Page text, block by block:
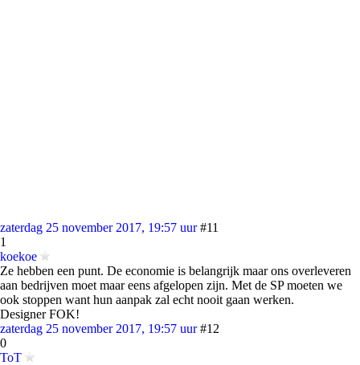
zaterdag 25 november 2017, 19:57 uur #11
1
koekoe
Ze hebben een punt. De economie is belangrijk maar ons overleveren
aan bedrijven moet maar eens afgelopen zijn. Met de SP moeten we
ook stoppen want hun aanpak zal echt nooit gaan werken.
Designer FOK!
zaterdag 25 november 2017, 19:57 uur #12
0
ToT